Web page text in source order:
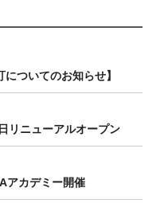
ついてのお知らせ】
ニューアルオープン
アカデミー開催